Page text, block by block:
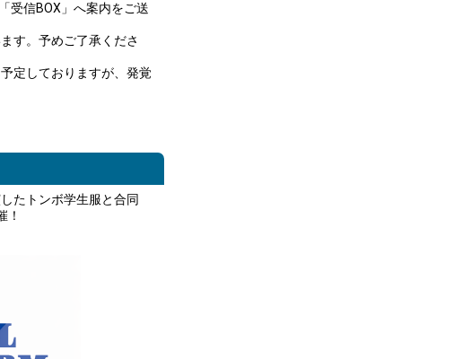
受信BOX」へ案内をご送
す。予めご了承くださ
定しておりますが、発覚
たトンボ学生服と合同
！